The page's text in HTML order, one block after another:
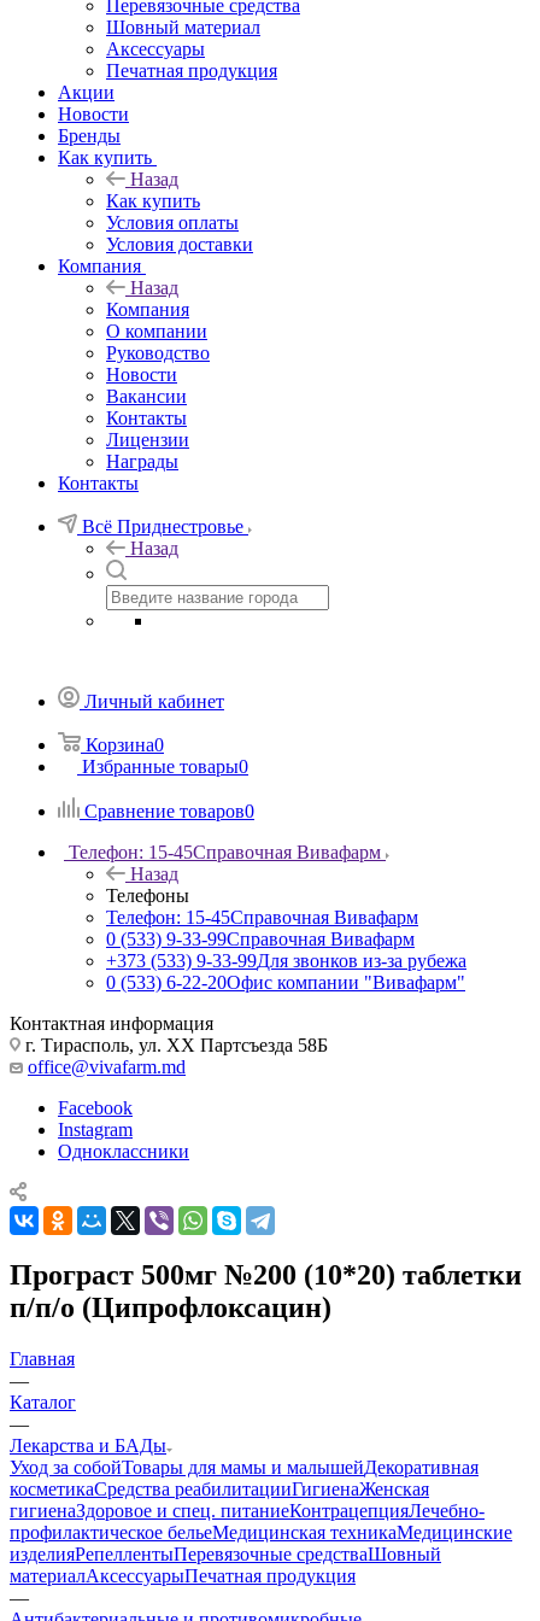
Перевязочные средства
Шовный материал
Аксессуары
Печатная продукция
Акции
Новости
Бренды
Как купить
Назад
Как купить
Условия оплаты
Условия доставки
Компания
Назад
Компания
О компании
Руководство
Новости
Вакансии
Контакты
Лицензии
Награды
Контакты
Всё Приднестровье
Назад
Личный кабинет
Корзина0
Избранные товары0
Сравнение товаров0
Телефон: 15-45Справочная Вивафарм
Назад
Телефоны
Телефон: 15-45Справочная Вивафарм
0 (533) 9-33-99Справочная Вивафарм
+373 (533) 9-33-99Для звонков из-за рубежа
0 (533) 6-22-20Офис компании "Вивафарм"
Контактная информация
г. Тирасполь, ул. ХХ Партсъезда 58Б
office@vivafarm.md
Facebook
Instagram
Одноклассники
Програст 500мг №200 (10*20) таблетки
п/п/о (Ципрофлоксацин)
Главная
—
Каталог
—
Лекарства и БАДы
Уход за собойТовары для мамы и малышейДекоративная
косметикаСредства реабилитацииГигиенаЖенская
гигиенаЗдоровое и спец. питаниеКонтрацепцияЛечебно-
профилактическое бельеМедицинская техникаМедицинские
изделияРепеллентыПеревязочные средстваШовный
материалАксессуарыПечатная продукция
—